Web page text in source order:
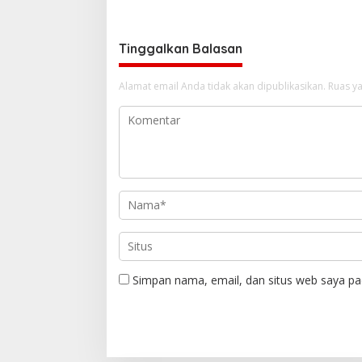
Tinggalkan Balasan
Alamat email Anda tidak akan dipublikasikan. Ruas
Simpan nama, email, dan situs web saya